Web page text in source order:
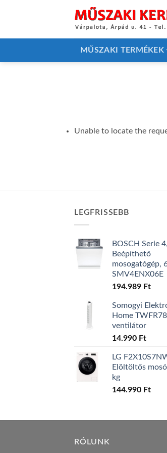
MŰSZAKI TERMÉKEK
Unable to locate the
LEGFRISSEBB
BOSCH Serie 4,
Beépíthető
mosogatógép,
SMV4ENX06E
194.989 Ft
Somogyi
Home
ventilátor
14.990 Ft
LG
Elöltöltős
kg
144.990 Ft
RÓLUNK